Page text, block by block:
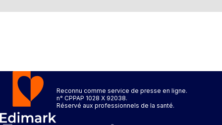
Reconnu comme service de presse en ligne.
n° CPPAP 1028 X 92038.
Réservé aux professionnels de la santé.